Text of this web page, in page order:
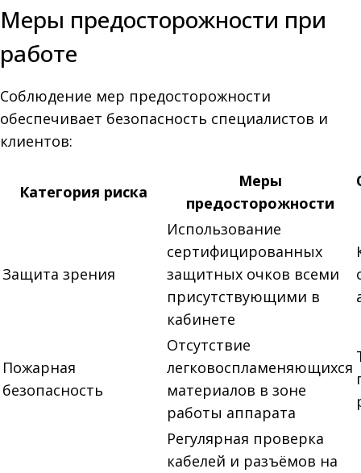
Меры предосторожности при
работе
Соблюдение мер предосторожности
обеспечивает безопасность специалистов и
клиентов:
Категория риска
Меры
предосторожности
Защита зрения
Использование
сертифицированных
защитных очков всеми
присутствующими в
кабинете
Пожарная
безопасность
Отсутствие
легковоспламеняющихся
материалов в зоне
работы аппарата
Регулярная проверка
кабелей и разъёмов на